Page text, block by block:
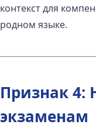
контекст для
родном языке.
Признак 4:
экзаменам